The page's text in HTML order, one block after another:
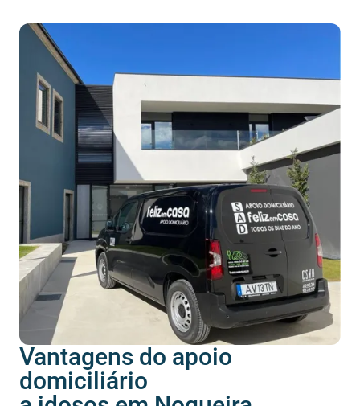
Vantagens do apoio
domiciliário